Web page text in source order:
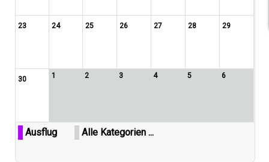
23 24 25 26 27 28 29
30 1 2 3 4 5 6
Ausflug Alle Kategorien ...